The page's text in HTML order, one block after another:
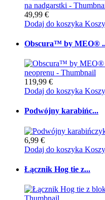
49,99 €
Dodaj do koszyka
Obscura™ by MEO®
119,99 €
Dodaj do koszyka
Podwójny karabińc...
6,99 €
Dodaj do koszyka
Łącznik Hog tie z...